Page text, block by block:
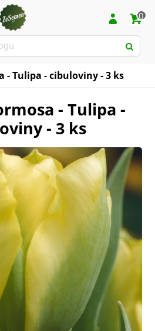
0
- Tulipa - cibuloviny - 3 ks
- Tulipa -
- 3 ks